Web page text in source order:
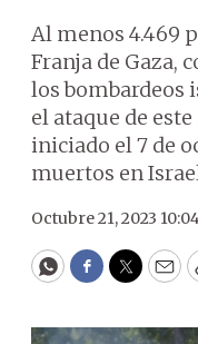
Al menos 4.469
Franja de Gaza,
los bombardeos
el ataque de
iniciado el 7 de
muertos en
Octubre 21, 2023
WhatsApp
Facebook
Twitter